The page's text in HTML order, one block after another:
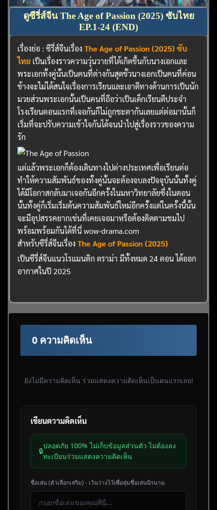
ดูซีรี่ส์จีน The Age of Passion (2025) ซับไทย
EP.1-24 (END)
เรื่องย่อ : ซีรี่ส์จีนเรื่องThe Age of Passion (2025) ซับ
ไทย เป็นเรื่องราวความวุ่นวายที่ได้เกิดขึ้นกับนางเอกและ
พระเอกทั้งคู่นั้นเป็นคนที่ต่างกันสุดขั้วนางเอกเป็นคนที่ค่อน
ข้างจะไม่ได้สนใจเรื่องการเรียนและเอาดีทางด้านการเป็นนัก
มวยส่วนพระเอกนั้นเป็นคนที่ถือว่าเป็นเด็กเรียนดีประจำ
โรงเรียนตอนแรกที่เจอกันก็ไม่ถูกชะตากันเลยแต่ต่อมานั้นก็
เริ่มที่จะปรับความเข้าใจกันได้จนนำไปสู่เรื่องราวของความ
รัก
แต่แล้วพระเอกก็ต้องเดินทางไปต่างประเทศเพื่อเรียนต่อ
ทำให้ความสัมพันธ์ของทั้งคู่นั้นจะต้องจบลงปัจจุบันนั้นทั้งคู่
ได้มีโอกาสกลับมาเจอกันอีกครั้งในมหาวิทยาลัยซึ่งในตอน
นั้นทั้งคู่ก็เริ่มเริ่มต้นความสัมพันธ์ใหม่อีกครั้งแต่ในครั้งนี้นั้น
จะมีอุปสรรคยากเช่นที่เคยเจอมาหรือต้องติดตามชมไป
พร้อมพร้อมกันได้ที่นี่ wow-drama.com
สำหรับซีรี่ส์จีนเรื่องThe Age of Passion (2025)
เป็นซีรี่ส์จีนแนวโรแมนติก ดราม่า มีทั้งหมด 24 ตอน ได้ออก
อากาศในปี 2025
0 ความคิดเห็น
ยังไม่มีความคิดเห็น ร่วมแสดงความคิดเห็นเป็นคนแรกเลย!
เขียนความคิดเห็น
🔒
ปลอดภัย 100% ไม่เก็บข้อมูลส่วนตัว ไม่ต้องลง
ทะเบียนร่วมแสดงความคิดเห็น
ชื่อเล่น (ตัวเลือกเสริม) - เว้นว่างไว้เพื่อสุ่มชื่อเล่นนิรนาม